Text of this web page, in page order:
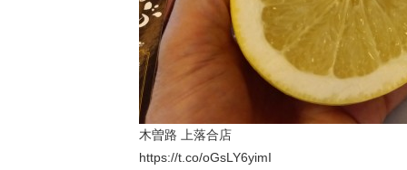
木曽路 上落合店
https://t.co/oGsLY6yimI